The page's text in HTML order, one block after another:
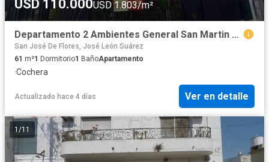
USD 110.000USD 1.803/m²
Departamento 2 Ambientes General San Martin A Estrenar
San José De Flores, José León Suárez
61 m²1 Dormitorio1 BañoApartamento
·Cochera
Actualizado hace 4 días Ver en detalle
1 /11